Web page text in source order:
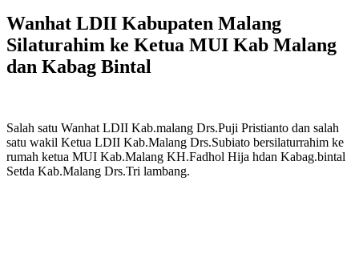
Wanhat LDII Kabupaten Malang
Silaturahim ke Ketua MUI Kab Malang
dan Kabag Bintal
Salah satu Wanhat LDII Kab.malang Drs.Puji Pristianto dan salah
satu wakil Ketua LDII Kab.Malang Drs.Subiato bersilaturrahim ke
rumah ketua MUI Kab.Malang KH.Fadhol Hija hdan Kabag.bintal
Setda Kab.Malang Drs.Tri lambang.